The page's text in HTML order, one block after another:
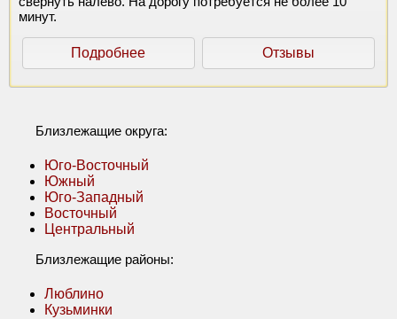
минут.
Подробнее Отзывы
Близлежащие округа:
Юго-Восточный
Южный
Юго-Западный
Восточный
Центральный
Близлежащие районы:
Люблино
Кузьминки